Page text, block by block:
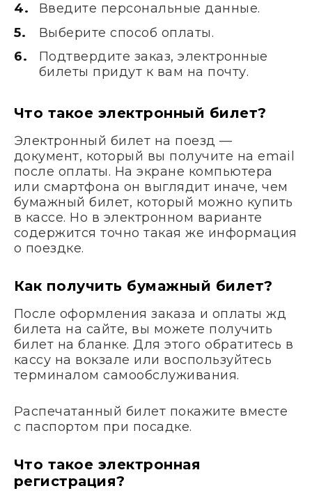
Введите персональные данные.
Выберите способ оплаты.
Подтвердите заказ, электронные
билеты придут к вам на почту.
Что такое электронный билет?
Электронный билет на поезд —
документ, который вы получите на email
после оплаты. На экране компьютера
или смартфона он выглядит иначе, чем
бумажный билет, который можно купить
в кассе. Но в электронном варианте
содержится точно такая же информация
о поездке.
Как получить бумажный билет?
После оформления заказа и оплаты жд
билета на сайте, вы можете получить
билет на бланке. Для этого обратитесь в
кассу на вокзале или воспользуйтесь
терминалом самообслуживания.
Распечатанный билет покажите вместе
с паспортом при посадке.
Что такое электронная
регистрация?